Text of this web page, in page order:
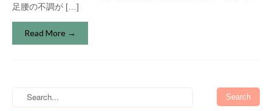
足腰の不調が […]
Read More →